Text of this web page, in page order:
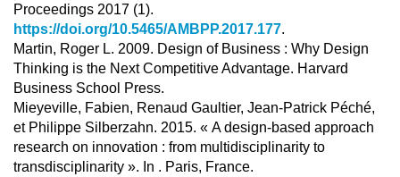
Proceedings 2017 (1).
https://doi.org/10.5465/AMBPP.2017.177.
Martin, Roger L. 2009. Design of Business : Why Design
Thinking is the Next Competitive Advantage. Harvard
Business School Press.
Mieyeville, Fabien, Renaud Gaultier, Jean-Patrick Péché,
et Philippe Silberzahn. 2015. « A design-based approach
research on innovation : from multidisciplinarity to
transdisciplinarity ». In . Paris, France.